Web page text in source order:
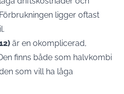
ligger oftast
är en okomplicerad,
finns både som halvkombi
som vill ha låga